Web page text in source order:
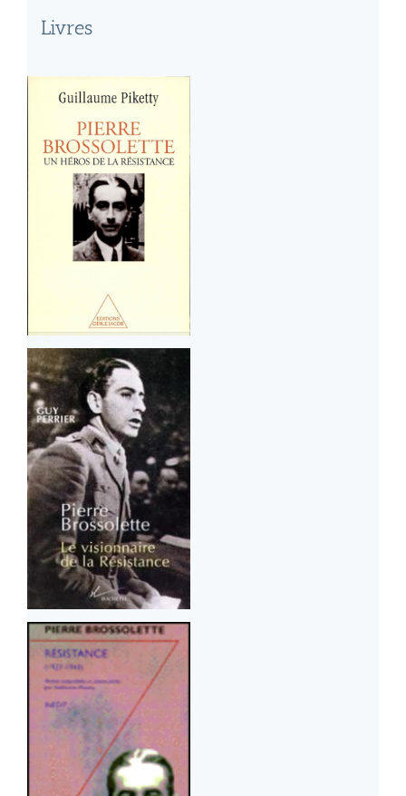
Livres